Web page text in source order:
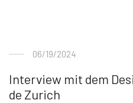
06/19/2024
Interview mit dem
de Zurich